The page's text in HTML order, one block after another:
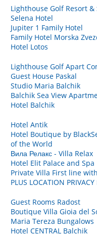
Lighthouse Golf Resort &
Selena Hotel
Jupiter 1 Family Hotel
Family Hotel Morska
Hotel Lotos
Lighthouse Golf Apart
Guest House Paskal
Studio Maria Balchik
Balchik Sea View
Hotel Balchik
Hotel Antik
Hotel Boutique by
of the World
Вила Релакс - Villa Relax
Hotel Elit Palace and Spa
Private Villa First line
PLUS LOCATION PRIVACY
Guest Rooms Radost
Boutique Villa Gioia del
Maria Tereza Bungalows
Hotel CENTRAL Balchik